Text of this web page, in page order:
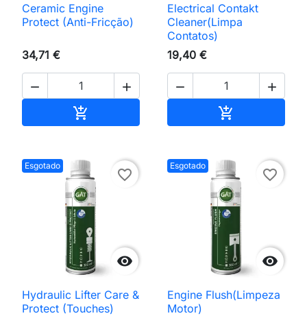
Ceramic Engine
Protect (Anti-Fricção)
34,71 €
 

Electrical Contakt
Cleaner(Limpa
Contatos)
19,40 €
 

Esgotado

favorite_border
Hydraulic Lifter Care &
Protect (Touches)
Esgotado

favorite_border
Engine Flush(Limpeza
Motor)